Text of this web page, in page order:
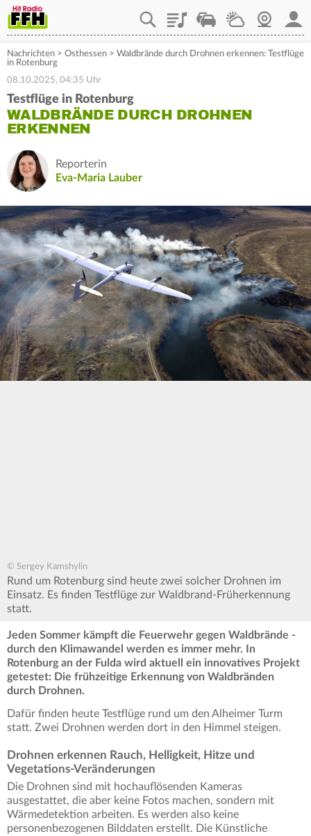
PlaylistStaupilotWetterWebcam
Nachrichten > Osthessen > Waldbrände durch Drohnen erkennen: Testflüge
in Rotenburg
08.10.2025, 04:35 Uhr
Testflüge in Rotenburg
WALDBRÄNDE DURCH DROHNEN
ERKENNEN
Reporterin
Eva-Maria Lauber
© Sergey Kamshylin
Rund um Rotenburg sind heute zwei solcher Drohnen im
Einsatz. Es finden Testflüge zur Waldbrand-Früherkennung
statt.
Jeden Sommer kämpft die Feuerwehr gegen Waldbrände -
durch den Klimawandel werden es immer mehr. In
Rotenburg an der Fulda wird aktuell ein innovatives Projekt
getestet: Die frühzeitige Erkennung von Waldbränden
durch Drohnen.
Dafür finden heute Testflüge rund um den Alheimer Turm
statt. Zwei Drohnen werden dort in den Himmel steigen.
Drohnen erkennen Rauch, Helligkeit, Hitze und
Vegetations-Veränderungen
Die Drohnen sind mit hochauflösenden Kameras
ausgestattet, die aber keine Fotos machen, sondern mit
Wärmedetektion arbeiten. Es werden also keine
personenbezogenen Bilddaten erstellt. Die Künstliche